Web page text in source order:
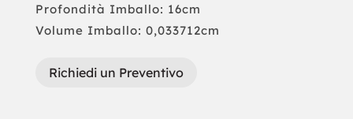
Profondità Imballo: 16cm
Volume Imballo: 0,033712cm
Richiedi un Preventivo